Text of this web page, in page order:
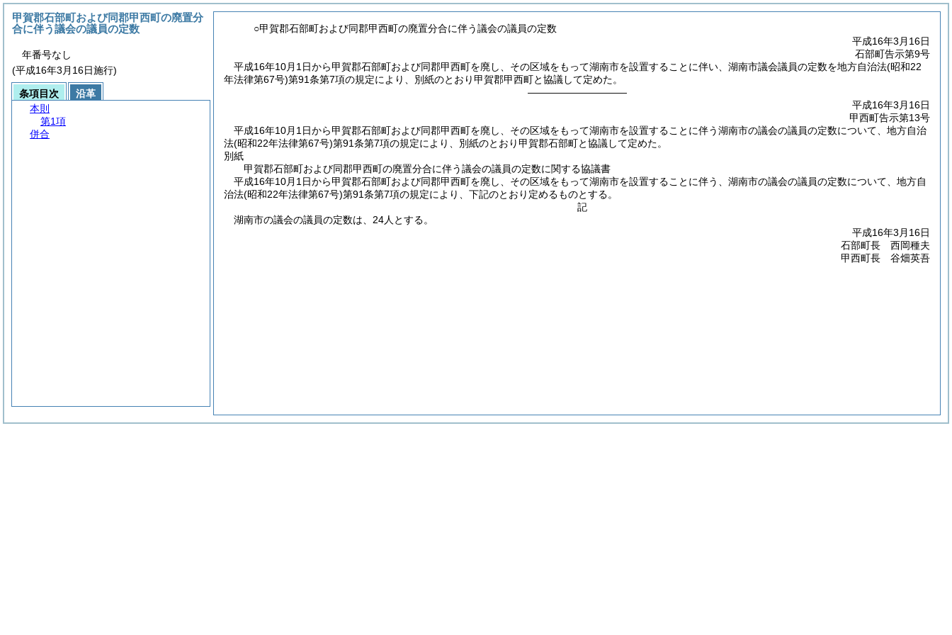
○甲賀郡石部町および同郡甲西町の廃置分合に伴う議会の議員の定数
平成16年3月16日
石部町告示第9号
平成16年10月1日から甲賀郡石部町および同郡甲西町を廃し、その区域をもって湖南市を設置することに伴い、湖南市議会議員の定数を地方自治法(昭和22
年法律第67号)第91条第7項の規定により、別紙のとおり甲賀郡甲西町と協議して定めた。
――――――――――
平成16年3月16日
甲西町告示第13号
平成16年10月1日から甲賀郡石部町および同郡甲西町を廃し、その区域をもって湖南市を設置することに伴う湖南市の議会の議員の定数について、地方自治
法(昭和22年法律第67号)第91条第7項の規定により、別紙のとおり甲賀郡石部町と協議して定めた。
別紙
甲賀郡石部町および同郡甲西町の廃置分合に伴う議会の議員の定数に関する協議書
平成16年10月1日から甲賀郡石部町および同郡甲西町を廃し、その区域をもって湖南市を設置することに伴う、湖南市の議会の議員の定数について、地方自
治法(昭和22年法律第67号)第91条第7項の規定により、下記のとおり定めるものとする。
記
湖南市の議会の議員の定数は、24人とする。
平成16年3月16日
石部町長 西岡種夫
甲西町長 谷畑英吾
甲賀郡石部町および同郡甲西町の廃置分
合に伴う議会の議員の定数
年番号なし
(平成16年3月16日施行)
条項目次
沿革
本則
第1項
併合